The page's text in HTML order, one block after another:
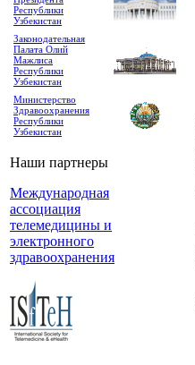
Республики
Узбекистан
Законодательная
Палата Олий
Мажлиса
Республики
Узбекистан
Министерство
Здравоохранения
Республики
Узбекистан
Наши партнеры
Международная
ассоциация
телемедицины и
электронного
здравоохранения